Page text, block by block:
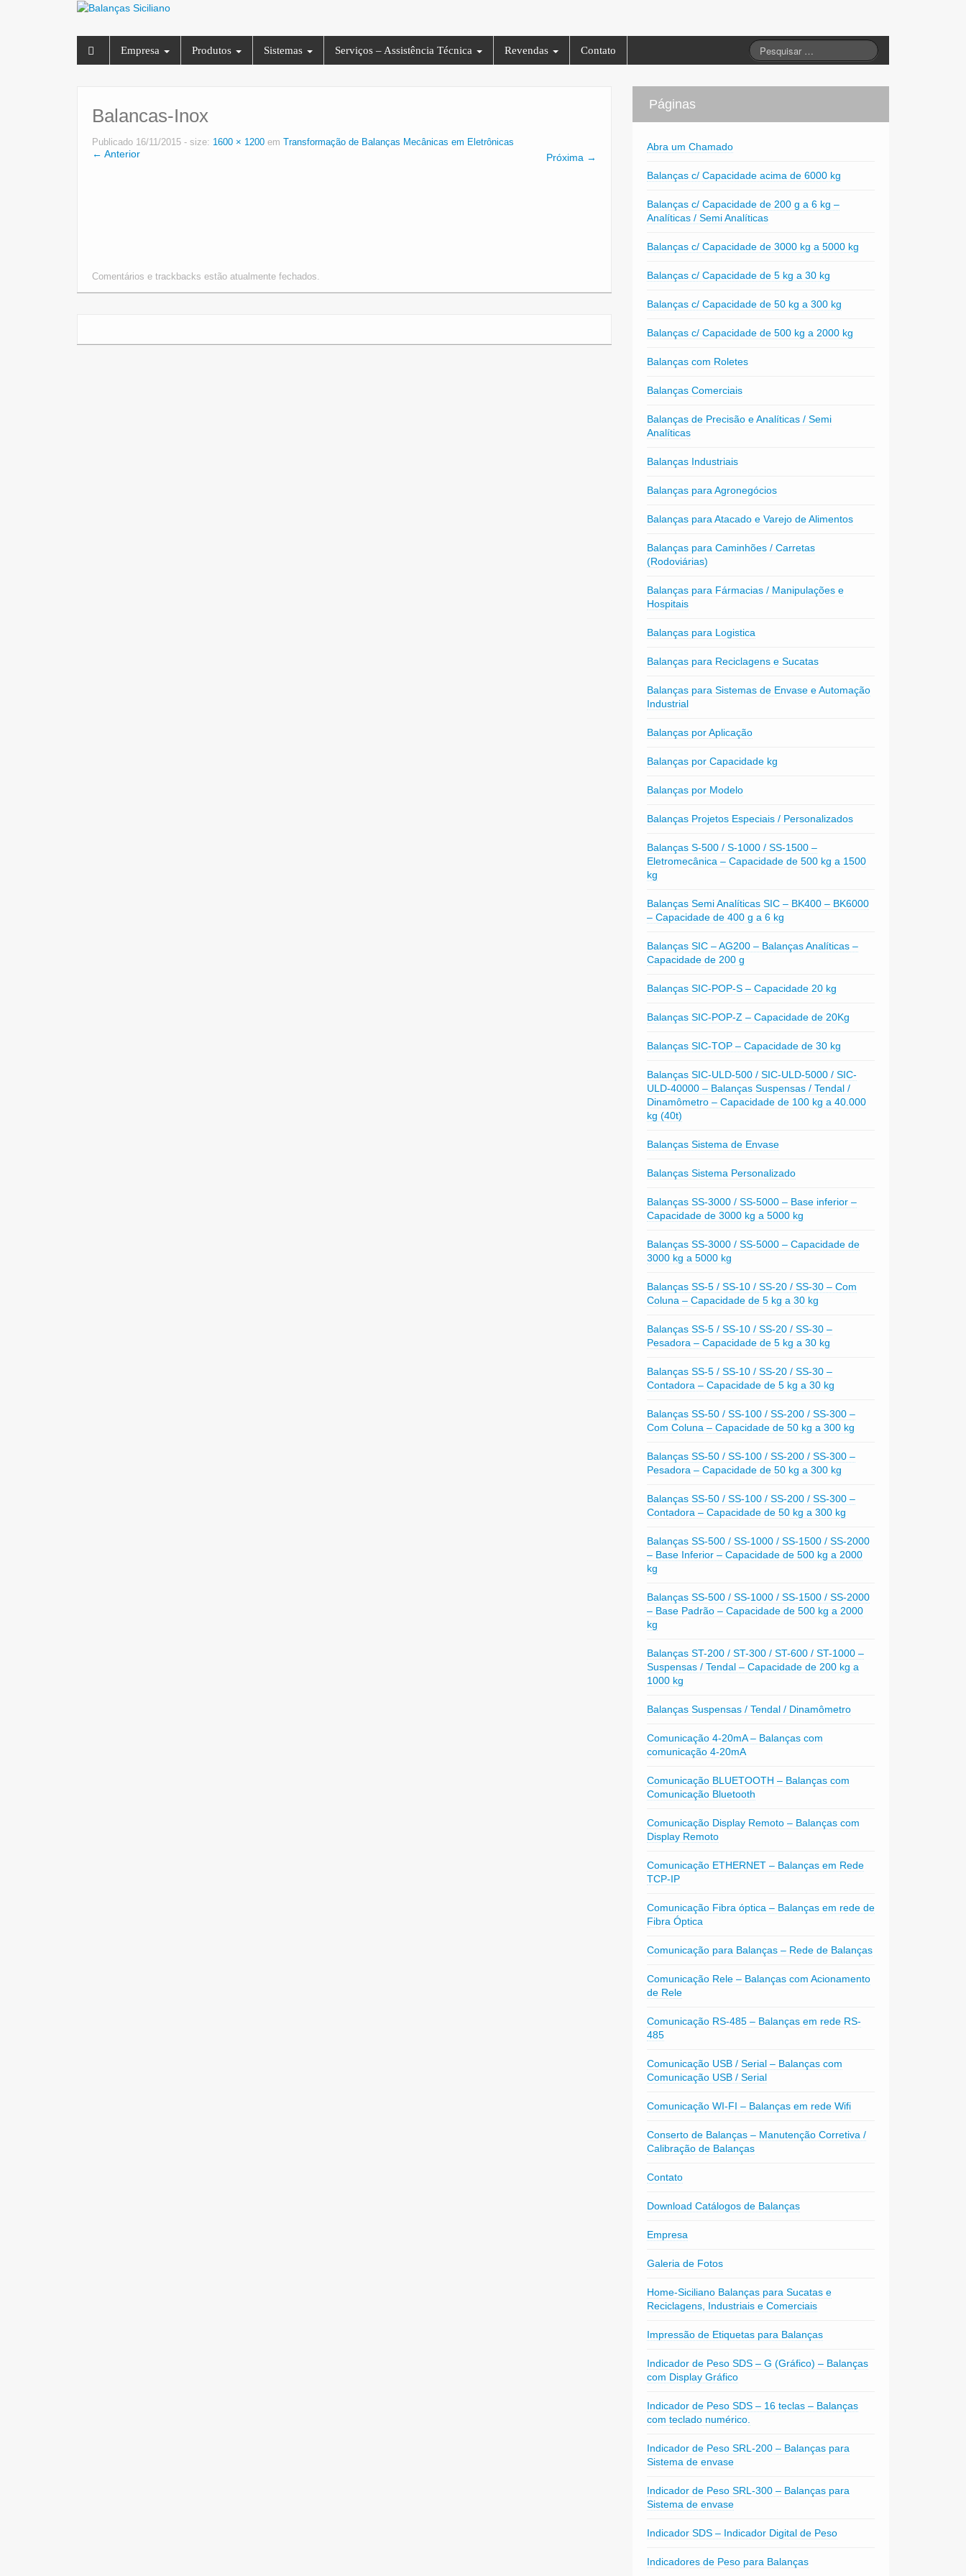
Empresa Produtos Sistemas Serviços – Assistência Técnica Revendas Contato
Balancas-Inox
Publicado 16/11/2015 - size: 1600 × 1200 em Transformação de Balanças Mecânicas em Eletrônicas
← Anterior Próxima →
Comentários e trackbacks estão atualmente fechados.
Páginas
Abra um Chamado
Balanças c/ Capacidade acima de 6000 kg
Balanças c/ Capacidade de 200 g a 6 kg –
Analíticas / Semi Analíticas
Balanças c/ Capacidade de 3000 kg a 5000 kg
Balanças c/ Capacidade de 5 kg a 30 kg
Balanças c/ Capacidade de 50 kg a 300 kg
Balanças c/ Capacidade de 500 kg a 2000 kg
Balanças com Roletes
Balanças Comerciais
Balanças de Precisão e Analíticas / Semi
Analíticas
Balanças Industriais
Balanças para Agronegócios
Balanças para Atacado e Varejo de Alimentos
Balanças para Caminhões / Carretas
(Rodoviárias)
Balanças para Fármacias / Manipulações e
Hospitais
Balanças para Logistica
Balanças para Reciclagens e Sucatas
Balanças para Sistemas de Envase e Automação
Industrial
Balanças por Aplicação
Balanças por Capacidade kg
Balanças por Modelo
Balanças Projetos Especiais / Personalizados
Balanças S-500 / S-1000 / SS-1500 –
Eletromecânica – Capacidade de 500 kg a 1500
kg
Balanças Semi Analíticas SIC – BK400 – BK6000
– Capacidade de 400 g a 6 kg
Balanças SIC – AG200 – Balanças Analíticas –
Capacidade de 200 g
Balanças SIC-POP-S – Capacidade 20 kg
Balanças SIC-POP-Z – Capacidade de 20Kg
Balanças SIC-TOP – Capacidade de 30 kg
Balanças SIC-ULD-500 / SIC-ULD-5000 / SIC-
ULD-40000 – Balanças Suspensas / Tendal /
Dinamômetro – Capacidade de 100 kg a 40.000
kg (40t)
Balanças Sistema de Envase
Balanças Sistema Personalizado
Balanças SS-3000 / SS-5000 – Base inferior –
Capacidade de 3000 kg a 5000 kg
Balanças SS-3000 / SS-5000 – Capacidade de
3000 kg a 5000 kg
Balanças SS-5 / SS-10 / SS-20 / SS-30 – Com
Coluna – Capacidade de 5 kg a 30 kg
Balanças SS-5 / SS-10 / SS-20 / SS-30 –
Pesadora – Capacidade de 5 kg a 30 kg
Balanças SS-5 / SS-10 / SS-20 / SS-30 –
Contadora – Capacidade de 5 kg a 30 kg
Balanças SS-50 / SS-100 / SS-200 / SS-300 –
Com Coluna – Capacidade de 50 kg a 300 kg
Balanças SS-50 / SS-100 / SS-200 / SS-300 –
Pesadora – Capacidade de 50 kg a 300 kg
Balanças SS-50 / SS-100 / SS-200 / SS-300 –
Contadora – Capacidade de 50 kg a 300 kg
Balanças SS-500 / SS-1000 / SS-1500 / SS-2000
– Base Inferior – Capacidade de 500 kg a 2000
kg
Balanças SS-500 / SS-1000 / SS-1500 / SS-2000
– Base Padrão – Capacidade de 500 kg a 2000
kg
Balanças ST-200 / ST-300 / ST-600 / ST-1000 –
Suspensas / Tendal – Capacidade de 200 kg a
1000 kg
Balanças Suspensas / Tendal / Dinamômetro
Comunicação 4-20mA – Balanças com
comunicação 4-20mA
Comunicação BLUETOOTH – Balanças com
Comunicação Bluetooth
Comunicação Display Remoto – Balanças com
Display Remoto
Comunicação ETHERNET – Balanças em Rede
TCP-IP
Comunicação Fibra óptica – Balanças em rede de
Fibra Óptica
Comunicação para Balanças – Rede de Balanças
Comunicação Rele – Balanças com Acionamento
de Rele
Comunicação RS-485 – Balanças em rede RS-
485
Comunicação USB / Serial – Balanças com
Comunicação USB / Serial
Comunicação WI-FI – Balanças em rede Wifi
Conserto de Balanças – Manutenção Corretiva /
Calibração de Balanças
Contato
Download Catálogos de Balanças
Empresa
Galeria de Fotos
Home-Siciliano Balanças para Sucatas e
Reciclagens, Industriais e Comerciais
Impressão de Etiquetas para Balanças
Indicador de Peso SDS – G (Gráfico) – Balanças
com Display Gráfico
Indicador de Peso SDS – 16 teclas – Balanças
com teclado numérico.
Indicador de Peso SRL-200 – Balanças para
Sistema de envase
Indicador de Peso SRL-300 – Balanças para
Sistema de envase
Indicador SDS – Indicador Digital de Peso
Indicadores de Peso para Balanças